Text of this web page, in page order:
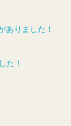
ありました！
た！